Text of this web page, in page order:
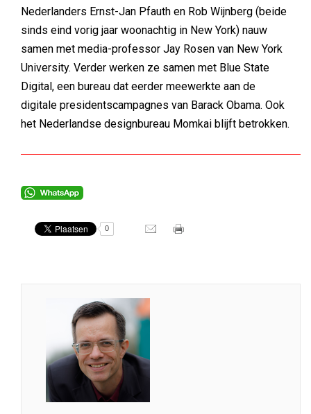
Nederlanders Ernst-Jan Pfauth en Rob Wijnberg (beide
sinds eind vorig jaar woonachtig in New York) nauw
samen met media-professor Jay Rosen van New York
University. Verder werken ze samen met Blue State
Digital, een bureau dat eerder meewerkte aan de
digitale presidentscampagnes van Barack Obama. Ook
het Nederlandse designbureau Momkai blijft betrokken.
0